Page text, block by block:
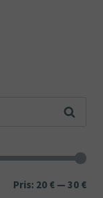
Sök
Min
Pris: 20 € — 30 €